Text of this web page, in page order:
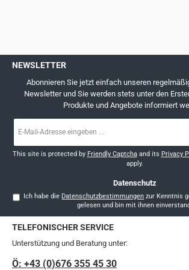
NEWSLETTER
Abonnieren Sie jetzt einfach unseren
Newsletter und Sie werden stets unter den
Produkte und Angebote informiert
Mail-
*
This site is protected by Friendly Captchaand its Privacy
apply.
Datenschutz
Ich habe die Datenschutzbestimmungen zur Kenntnis
gelesen und bin mit ihnen
TELEFONISCHER SERVICE
Unterstützung und Beratung unter:
Ö: +43 (0)676 355 45 30